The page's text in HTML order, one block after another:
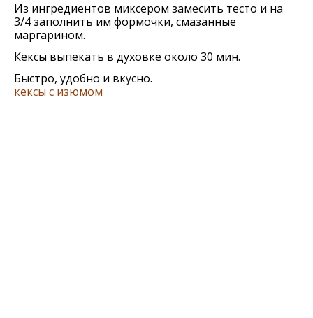
Из ингредиентов миксером замесить тесто и на
3/4 заполнить им формочки, смазанные
маргарином.
Кексы выпекать в духовке около 30 мин.
Быстро, удобно и вкусно.
кексы с изюмом